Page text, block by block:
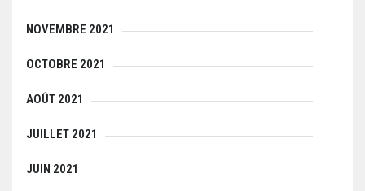
NOVEMBRE 2021
OCTOBRE 2021
AOÛT 2021
JUILLET 2021
JUIN 2021